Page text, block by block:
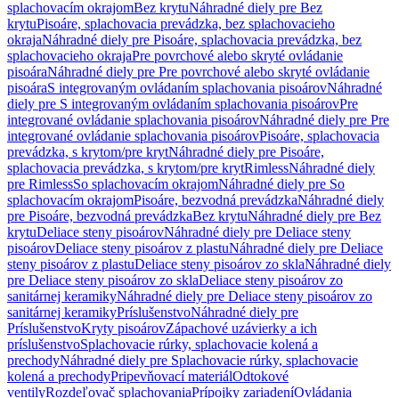
splachovacím okrajomBez krytuNáhradné diely pre Bez
krytuPisoáre, splachovacia prevádzka, bez splachovacieho
okrajaNáhradné diely pre Pisoáre, splachovacia prevádzka, bez
splachovacieho okrajaPre povrchové alebo skryté ovládanie
pisoáraNáhradné diely pre Pre povrchové alebo skryté ovládanie
pisoáraS integrovaným ovládaním splachovania pisoárovNáhradné
diely pre S integrovaným ovládaním splachovania pisoárovPre
integrované ovládanie splachovania pisoárovNáhradné diely pre Pre
integrované ovládanie splachovania pisoárovPisoáre, splachovacia
prevádzka, s krytom/pre krytNáhradné diely pre Pisoáre,
splachovacia prevádzka, s krytom/pre krytRimlessNáhradné diely
pre RimlessSo splachovacím okrajomNáhradné diely pre So
splachovacím okrajomPisoáre, bezvodná prevádzkaNáhradné diely
pre Pisoáre, bezvodná prevádzkaBez krytuNáhradné diely pre Bez
krytuDeliace steny pisoárovNáhradné diely pre Deliace steny
pisoárovDeliace steny pisoárov z plastuNáhradné diely pre Deliace
steny pisoárov z plastuDeliace steny pisoárov zo sklaNáhradné diely
pre Deliace steny pisoárov zo sklaDeliace steny pisoárov zo
sanitárnej keramikyNáhradné diely pre Deliace steny pisoárov zo
sanitárnej keramikyPríslušenstvoNáhradné diely pre
PríslušenstvoKryty pisoárovZápachové uzávierky a ich
príslušenstvoSplachovacie rúrky, splachovacie kolená a
prechodyNáhradné diely pre Splachovacie rúrky, splachovacie
kolená a prechodyPripevňovací materiálOdtokové
ventilyRozdeľovač splachovaniaPrípojky zariadeníOvládania